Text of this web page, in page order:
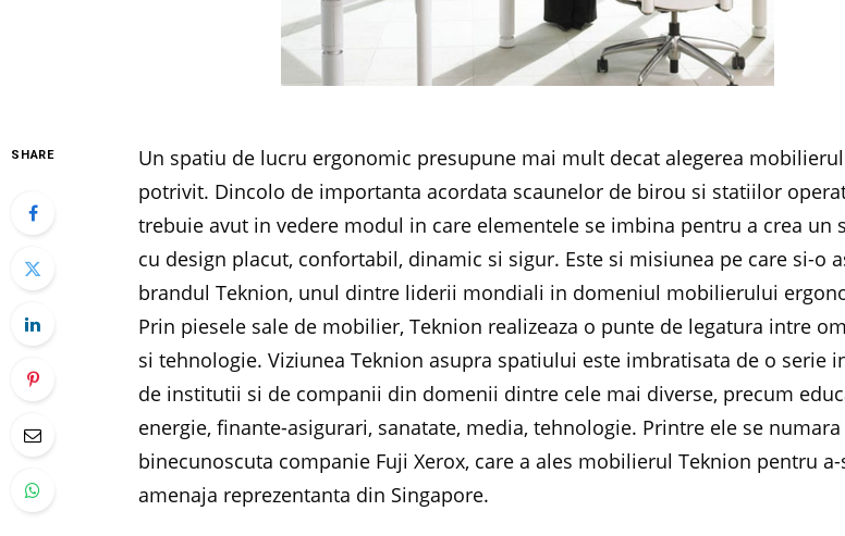
SHARE
Un spatiu de lucru ergonomic presupune mai mult decat alegerea
potrivit. Dincolo de importanta acordata scaunelor de birou si statiilor
trebuie avut in vedere modul in care elementele se imbina pentru a crea un
cu design placut, confortabil, dinamic si sigur. Este si misiunea pe care si-o
brandul Teknion, unul dintre liderii mondiali in domeniul mobilierului
Prin piesele sale de mobilier, Teknion realizeaza o punte de legatura intre
si tehnologie. Viziunea Teknion asupra spatiului este imbratisata de o serie
de institutii si de companii din domenii dintre cele mai diverse, precum
energie, finante-asigurari, sanatate, media, tehnologie. Printre ele se numara
binecunoscuta companie Fuji Xerox, care a ales mobilierul Teknion pentru a-
amenaja reprezentanta din Singapore.